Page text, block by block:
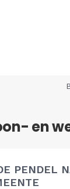
en
PENDEL